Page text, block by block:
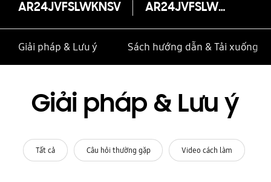
AR24JVFSLWKNSV AR24JVFSLWKNSV
Giải pháp & Lưu ý Sách hướng dẫn & Tải xuống
Giải pháp & Lưu ý
Tất cả Câu hỏi thường gặp Video cách làm